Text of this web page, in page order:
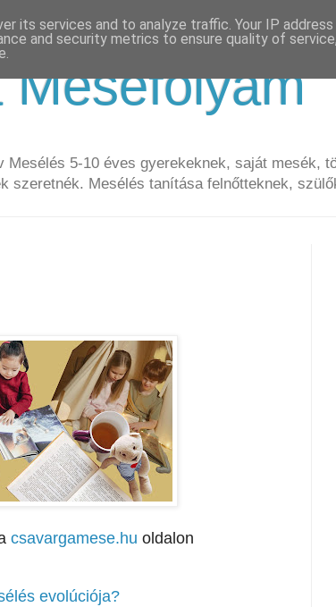
Mesefolyam
5-10 éves gyerekeknek, saját mesék,
szeretnék. Mesélés tanítása felnőtteknek,
csavargamese.hu oldalon
evolúciója?
its services and to analyze traffic. Your IP
and security metrics to ensure quality of